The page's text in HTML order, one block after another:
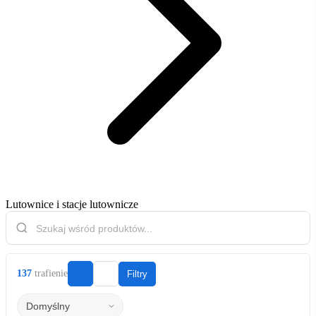
Lutownice i stacje lutownicze
137 trafienie Filtry